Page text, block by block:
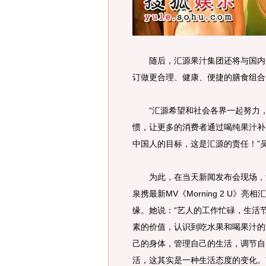
随后，汇源果汁集团还将与国内
订做更合理、健康、便捷的膳食组
“汇源希望和社会各界一起努力
惯，让更多的消费者通过喝纯果汁
中国人的目标，这是汇源的责任！”
为此，在当天新闻发布会现场，
泉携最新MV《Morning 2 U》亮相
缘。她说：“艺人的工作忙碌，生活
素的价值，认识到吃水果和喝果汁
己的身体，管理自己的生活，调节
活，这其实是一种生活态度的变化。